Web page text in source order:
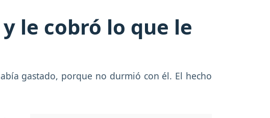
le cobró lo que le
gastado, porque no durmió con él. El hecho